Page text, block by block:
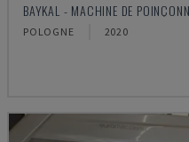
BAYKAL - MACHINE DE
POLOGNE 2020